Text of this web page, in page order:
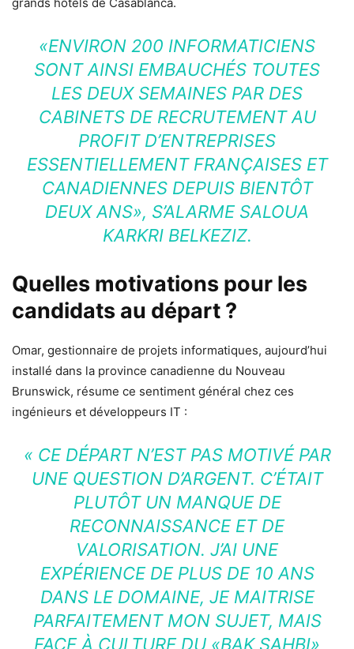
grands hôtels de Casablanca.
«ENVIRON 200 INFORMATICIENS
SONT AINSI EMBAUCHÉS TOUTES
LES DEUX SEMAINES PAR DES
CABINETS DE RECRUTEMENT AU
PROFIT D’ENTREPRISES
ESSENTIELLEMENT FRANÇAISES ET
CANADIENNES DEPUIS BIENTÔT
DEUX ANS», S’ALARME SALOUA
KARKRI BELKEZIZ.
Quelles motivations pour les
candidats au départ ?
Omar, gestionnaire de projets informatiques, aujourd’hui
installé dans la province canadienne du Nouveau
Brunswick, résume ce sentiment général chez ces
ingénieurs et développeurs IT :
« CE DÉPART N’EST PAS MOTIVÉ PAR
UNE QUESTION D’ARGENT. C’ÉTAIT
PLUTÔT UN MANQUE DE
RECONNAISSANCE ET DE
VALORISATION. J’AI UNE
EXPÉRIENCE DE PLUS DE 10 ANS
DANS LE DOMAINE, JE MAITRISE
PARFAITEMENT MON SUJET, MAIS
FACE À CULTURE DU «BAK SAHBI»